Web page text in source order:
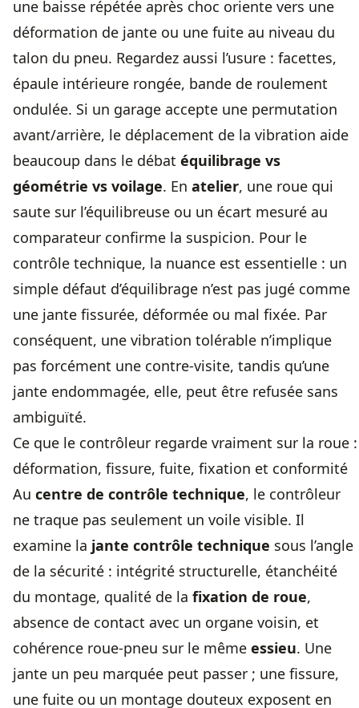
une baisse répétée après choc oriente vers une
déformation de jante ou une fuite au niveau du
talon du pneu. Regardez aussi l’usure : facettes,
épaule intérieure rongée, bande de roulement
ondulée. Si un garage accepte une permutation
avant/arrière, le déplacement de la vibration aide
beaucoup dans le débat équilibrage vs
géométrie vs voilage. En atelier, une roue qui
saute sur l’équilibreuse ou un écart mesuré au
comparateur confirme la suspicion. Pour le
contrôle technique, la nuance est essentielle : un
simple défaut d’équilibrage n’est pas jugé comme
une jante fissurée, déformée ou mal fixée. Par
conséquent, une vibration tolérable n’implique
pas forcément une contre-visite, tandis qu’une
jante endommagée, elle, peut être refusée sans
ambiguïté.
Ce que le contrôleur regarde vraiment sur la roue :
déformation, fissure, fuite, fixation et conformité
Au centre de contrôle technique, le contrôleur
ne traque pas seulement un voile visible. Il
examine la jante contrôle technique sous l’angle
de la sécurité : intégrité structurelle, étanchéité
du montage, qualité de la fixation de roue,
absence de contact avec un organe voisin, et
cohérence roue-pneu sur le même essieu. Une
jante un peu marquée peut passer ; une fissure,
une fuite ou un montage douteux exposent en